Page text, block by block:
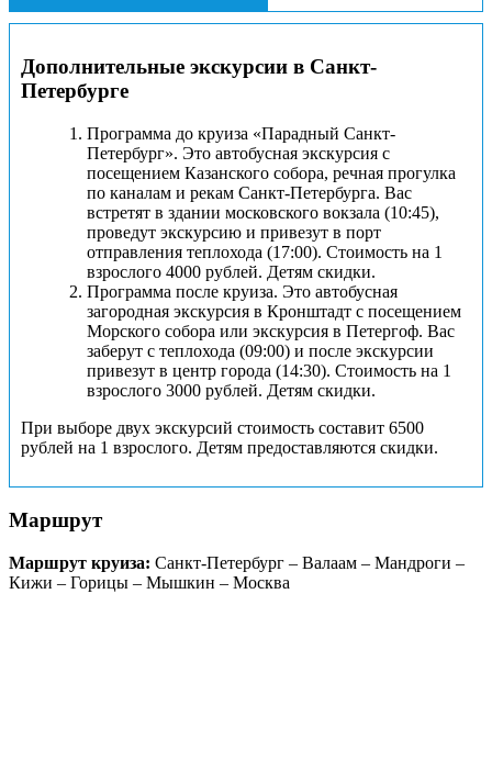
Дополнительные экскурсии в Санкт-
Петербурге
Программа до круиза «Парадный Санкт-
Петербург». Это автобусная экскурсия с
посещением Казанского собора, речная прогулка
по каналам и рекам Санкт-Петербурга. Вас
встретят в здании московского вокзала (10:45),
проведут экскурсию и привезут в порт
отправления теплохода (17:00). Стоимость на 1
взрослого 4000 рублей. Детям скидки.
Программа после круиза. Это автобусная
загородная экскурсия в Кронштадт с посещением
Морского собора или экскурсия в Петергоф. Вас
заберут с теплохода (09:00) и после экскурсии
привезут в центр города (14:30). Стоимость на 1
взрослого 3000 рублей. Детям скидки.
При выборе двух экскурсий стоимость составит 6500
рублей на 1 взрослого. Детям предоставляются скидки.
Маршрут
Маршрут круиза: Санкт-Петербург – Валаам – Мандроги –
Кижи – Горицы – Мышкин – Москва